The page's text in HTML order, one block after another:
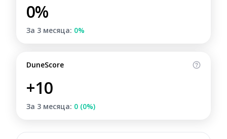
0%
За 3 месяца: 0%
DuneScore
+10
За 3 месяца: 0 (0%)